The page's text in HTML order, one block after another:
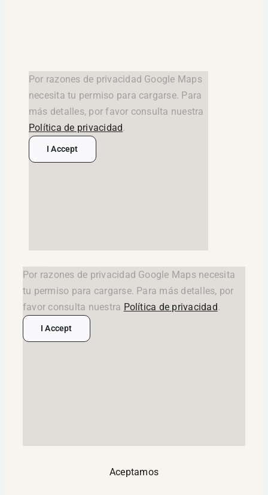
Por razones de privacidad Google Maps
necesita tu permiso para cargarse. Para
más detalles, por favor consulta nuestra
Política de privacidad.
I Accept
Por razones de privacidad Google Maps necesita
tu permiso para cargarse. Para más detalles, por
favor consulta nuestra Política de privacidad.
I Accept
Aceptamos